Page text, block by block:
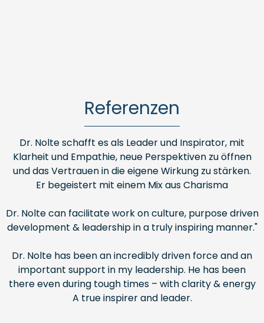
Referenzen
Dr. Nolte schafft es als Leader und Inspirator, mit
Klarheit und Empathie, neue Perspektiven zu öffnen
und das Vertrauen in die eigene Wirkung zu stärken.
Er begeistert mit einem Mix aus Charisma
Dr. Nolte can facilitate work on culture, purpose driven
development & leadership in a truly inspiring manner."
Dr. Nolte has been an incredibly driven force and an
important support in my leadership. He has been
there even during tough times – with clarity & energy
A true inspirer and leader.